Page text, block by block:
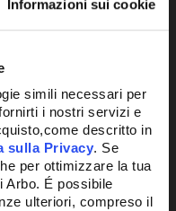
Informazioni sui cookie
simili necessari per
i nostri servizi e
descritto in
sulla Privacy. Se
per ottimizzare la tua
Arbo. É possibile
ulteriori, compreso il
FIAMMA